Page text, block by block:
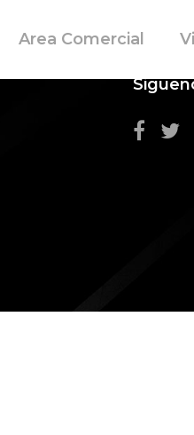
Area Comercial